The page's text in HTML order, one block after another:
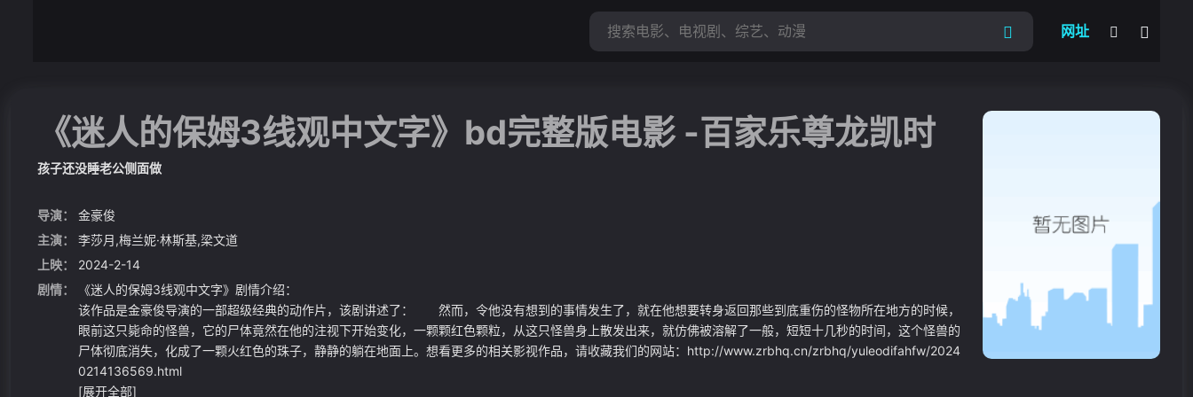
网址
《迷人的保姆3线观中文字》bd完整版电影 -百家乐尊龙凯时
孩子还没睡老公侧面做
导演：
金豪俊
主演：
李莎月,梅兰妮·林斯基,梁文道
上映：
2024-2-14
剧情：
《迷人的保姆3线观中文字》剧情介绍：
该作品是金豪俊导演的一部超级经典的动作片，该剧讲述了： 然而，令他没有想到的事情发生了，就在他想要转身返回那些到底重伤的怪物所在地方的时候，
眼前这只毙命的怪兽，它的尸体竟然在他的注视下开始变化，一颗颗红色颗粒，从这只怪兽身上散发出来，就仿佛被溶解了一般，短短十几秒的时间，这个怪兽的
尸体彻底消失，化成了一颗火红色的珠子，静静的躺在地面上。想看更多的相关影视作品，请收藏我们的网站：http://www.zrbhq.cn/zrbhq/yuleodifahfw/2024
0214136569.html
[展开全部]